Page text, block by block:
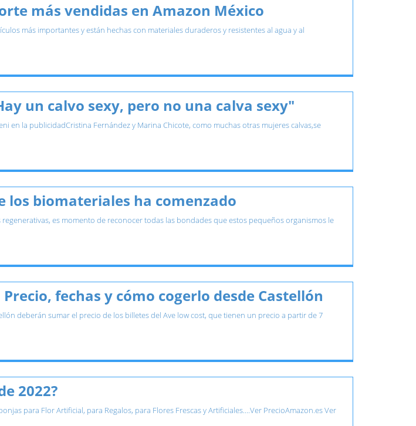
más vendidas en Amazon México
más importantes y están hechas con materiales duraderos y resistentes al agua y al
un calvo sexy, pero no una calva sexy"
en la publicidadCristina Fernández y Marina Chicote, como muchas otras mujeres calvas,se
los biomateriales ha comenzado
es momento de reconocer todas las bondades que estos pequeños organismos le
fechas y cómo cogerlo desde Castellón
deberán sumar el precio de los billetes del Ave low cost, que tienen un precio a partir de 7
2022?
para Flor Artificial, para Regalos, para Flores Frescas y Artificiales....Ver PrecioAmazon.es Ver